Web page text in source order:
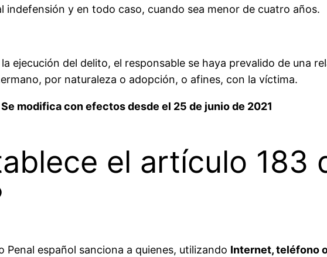
indefensión y en todo caso, cuando sea menor de cuatro años.
ejecución del delito, el responsable se haya prevalido de una
por naturaleza o adopción, o afines, con la víctima.
modifica con efectos desde el 25 de junio de 2021
el artículo 183
Penal español sanciona a quienes, utilizando Internet, teléfono